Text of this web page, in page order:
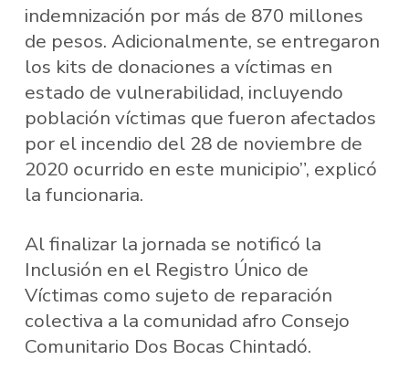
indemnización por más de 870 millones
de pesos. Adicionalmente, se entregaron
los kits de donaciones a víctimas en
estado de vulnerabilidad, incluyendo
población víctimas que fueron afectados
por el incendio del 28 de noviembre de
2020 ocurrido en este municipio”, explicó
la funcionaria.
Al finalizar la jornada se notificó la
Inclusión en el Registro Único de
Víctimas como sujeto de reparación
colectiva a la comunidad afro Consejo
Comunitario Dos Bocas Chintadó.